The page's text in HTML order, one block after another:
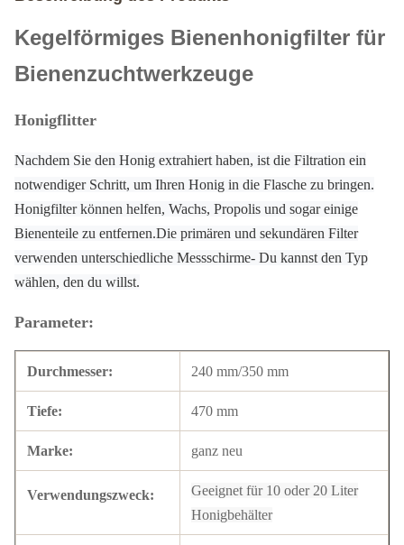
Kegelförmiges Bienenhonigfilter für
Bienenzuchtwerkzeuge
Honigflitter
Nachdem Sie den Honig extrahiert haben, ist die Filtration ein
notwendiger Schritt, um Ihren Honig in die Flasche zu bringen.
Honigfilter können helfen, Wachs, Propolis und sogar einige
Bienenteile zu entfernen.Die primären und sekundären Filter
verwenden unterschiedliche Messschirme- Du kannst den Typ
wählen, den du willst.
Parameter:
Durchmesser: 240 mm/350 mm
Tiefe: 470 mm
Marke: ganz neu
Verwendungszweck:
Geeignet für 10 oder 20 Liter
Honigbehälter